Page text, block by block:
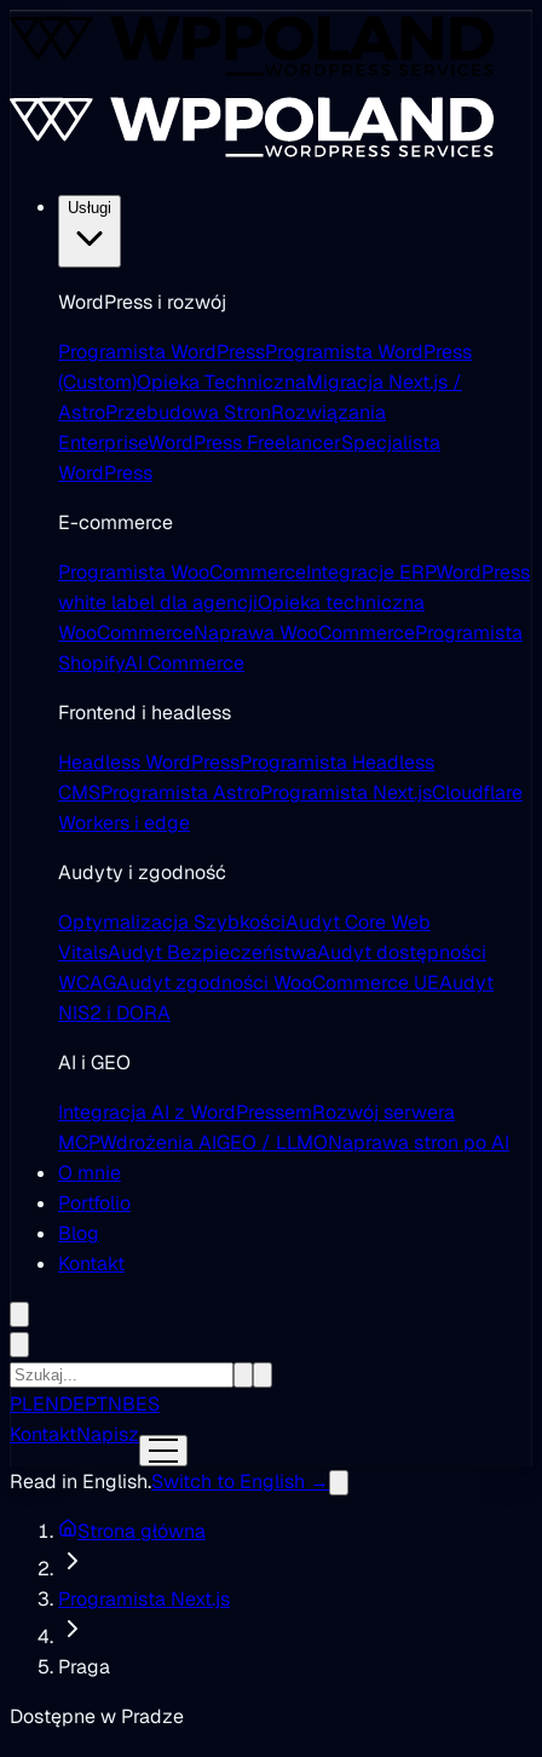
Usługi
WordPress i rozwój
Programista WordPressProgramista WordPress
(Custom)Opieka TechnicznaMigracja Next.js /
AstroPrzebudowa StronRozwiązania
EnterpriseWordPress FreelancerSpecjalista
WordPress
E-commerce
Programista WooCommerceIntegracje ERPWordPress
white label dla agencjiOpieka techniczna
WooCommerceNaprawa WooCommerceProgramista
ShopifyAI Commerce
Frontend i headless
Headless WordPressProgramista Headless
CMSProgramista AstroProgramista Next.jsCloudflare
Workers i edge
Audyty i zgodność
Optymalizacja SzybkościAudyt Core Web
VitalsAudyt BezpieczeństwaAudyt dostępności
WCAGAudyt zgodności WooCommerce UEAudyt
NIS2 i DORA
AI i GEO
Integracja AI z WordPressemRozwój serwera
MCPWdrożenia AIGEO / LLMONaprawa stron po AI
O mnie
Portfolio
Blog
Kontakt
PLENDEPTNBES
KontaktNapisz
Read in English.Switch to English →
Strona główna
Programista Next.js
Praga
Dostępne w Pradze